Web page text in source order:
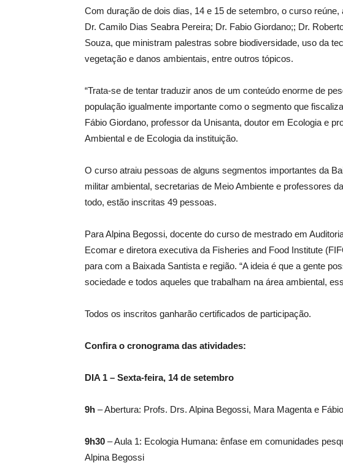
Com duração de dois dias, 14 e 15 de setembro, o curso
Dr. Camilo Dias Seabra Pereira; Dr. Fabio Giordano;; Dr.
Souza, que ministram palestras sobre biodiversidade, uso da
vegetação e danos ambientais, entre outros tópicos.
“Trata-se de tentar traduzir anos de um conteúdo enorme de
população igualmente importante como o segmento que
Fábio Giordano, professor da Unisanta, doutor em Ecologia e
Ambiental e de Ecologia da instituição.
O curso atraiu pessoas de alguns segmentos importantes da
militar ambiental, secretarias de Meio Ambiente e professores
todo, estão inscritas 49 pessoas.
Para Alpina Begossi, docente do curso de mestrado em
Ecomar e diretora executiva da Fisheries and Food Institute
para com a Baixada Santista e região. “A ideia é que a gente
sociedade e todos aqueles que trabalham na área ambiental,
Todos os inscritos ganharão certificados de participação.
Confira o cronograma das atividades:
DIA 1 – Sexta-feira, 14 de setembro
9h – Abertura: Profs. Drs. Alpina Begossi, Mara Magenta e
9h30 – Aula 1: Ecologia Humana: ênfase em comunidades
Alpina Begossi